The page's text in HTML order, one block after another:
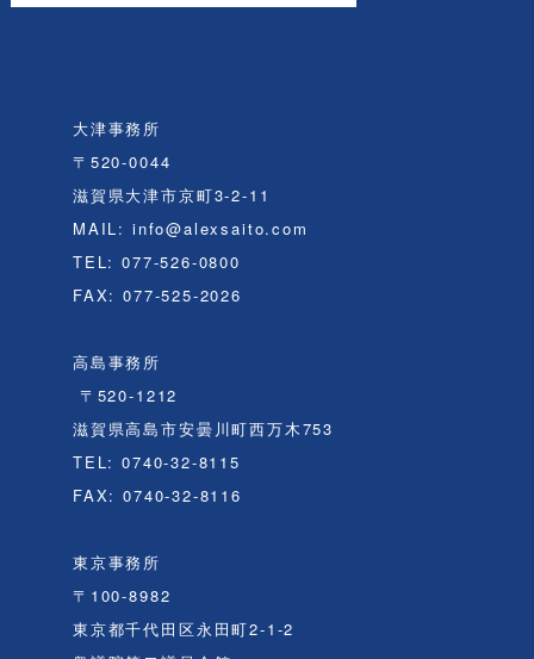
大津事務所
〒520-0044
滋賀県大津市京町3-2-11
MAIL: info@alexsaito.com
TEL: 077-526-0800
FAX: 077-525-2026
高島事務所
〒520-1212
滋賀県高島市安曇川町西万木753
TEL: 0740-32-8115
FAX: 0740-32-8116
東京事務所
〒100-8982
東京都千代田区永田町2-1-2